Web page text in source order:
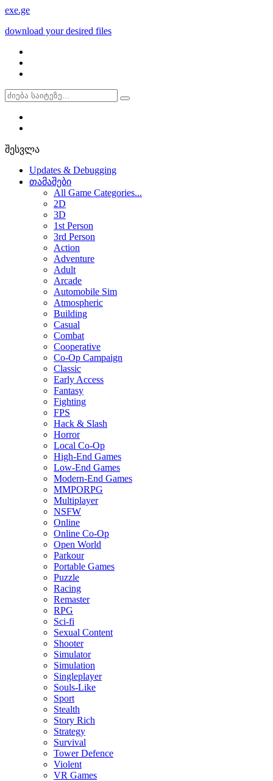
exe.ge
download your desired files
შესვლა
Updates & Debugging
თამაშები
All Game Categories...
2D
3D
1st Person
3rd Person
Action
Adventure
Adult
Arcade
Automobile Sim
Atmospheric
Building
Casual
Combat
Cooperative
Co-Op Campaign
Classic
Early Access
Fantasy
Fighting
FPS
Hack & Slash
Horror
Local Co-Op
High-End Games
Low-End Games
Modern-End Games
MMPORPG
Multiplayer
NSFW
Online
Online Co-Op
Open World
Parkour
Portable Games
Puzzle
Racing
Remaster
RPG
Sci-fi
Sexual Content
Shooter
Simulator
Simulation
Singleplayer
Souls-Like
Sport
Stealth
Story Rich
Strategy
Survival
Tower Defence
Violent
VR Games